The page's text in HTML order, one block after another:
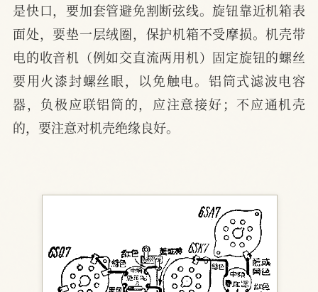
是快口，要加套管避免割断弦线。旋钮靠近机箱表
面处，要垫一层绒圈，保护机箱不受摩损。机壳带
电的收音机（例如交直流两用机）固定旋钮的螺丝
要用火漆封螺丝眼，以免触电。铝筒式滤波电容
器，负极应联铝筒的，应注意接好；不应通机壳
的，要注意对机壳绝缘良好。